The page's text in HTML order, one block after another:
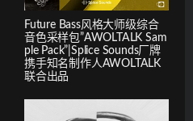
Future Bass风格大师级综合
音色采样包”AWOLTALK Sam
ple Pack”|Splice Sounds厂牌
携手知名制作人AWOLTALK
联合出品